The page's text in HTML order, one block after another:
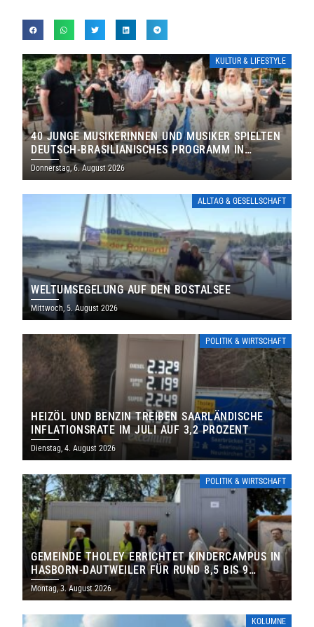
KULTUR & LIFESTYLE
40 JUNGE MUSIKERINNEN UND MUSIKER SPIELTEN
DEUTSCH-BRASILIANISCHES PROGRAMM IN
THOLEY
Donnerstag, 6. August 2026
ALLTAG & GESELLSCHAFT
WELTUMSEGELUNG AUF DEN BOSTALSEE
Mittwoch, 5. August 2026
POLITIK & WIRTSCHAFT
HEIZÖL UND BENZIN TREIBEN SAARLÄNDISCHE
INFLATIONSRATE IM JULI AUF 3,2 PROZENT
Dienstag, 4. August 2026
POLITIK & WIRTSCHAFT
GEMEINDE THOLEY ERRICHTET KINDERCAMPUS IN
HASBORN-DAUTWEILER FÜR RUND 8,5 BIS 9
MILLIONEN EURO
Montag, 3. August 2026
KOLUMNE